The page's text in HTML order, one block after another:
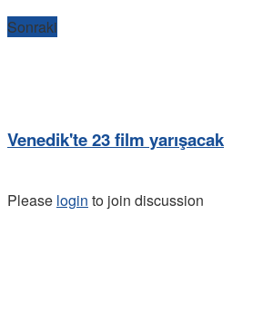
Sonraki
Venedik'te 23 film yarışacak
Please login to join discussion